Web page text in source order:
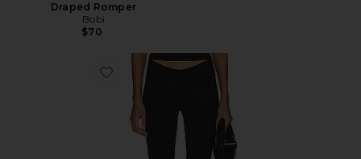
Draped Romper
Bobi
$70
Favorite Bisous Pant